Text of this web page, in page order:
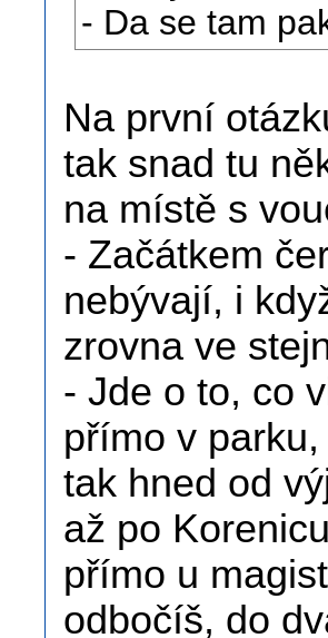
- Da se tam
Na první
tak snad tu
na místě s
- Začátkem
nebývají, i
zrovna ve
- Jde o to, co
přímo v
tak hned od
až po
přímo u
odbočíš, do